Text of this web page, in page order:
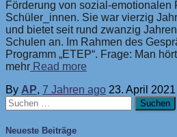
Förderung von sozial-emotionalen
Schüler_innen. Sie war vierzig
und bietet seit rund zwanzig
Schulen an. Im Rahmen des
Programm „ETEP“. Frage: Man
mehr Read more
By AP, 7 Jahren ago 23. April 2021
Suchen
nach:
Neueste Beiträge